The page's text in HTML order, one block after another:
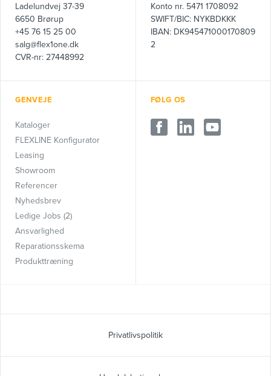
Ladelundvej 37-39
6650 Brørup
+45 76 15 25 00
salg@flex1one.dk
CVR-nr: 27448992
Konto nr. 5471 1708092
SWIFT/BIC: NYKBDKKK
IBAN: DK945471000170809
2
GENVEJE
Kataloger
FLEXLINE Konfigurator
Leasing
Showroom
Referencer
Nyhedsbrev
Ledige Jobs (2)
Ansvarlighed
Reparationsskema
Produkttræning
FØLG OS
Privatlivspolitik